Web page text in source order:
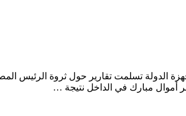
أموال مبارك في الداخل نتيجة …